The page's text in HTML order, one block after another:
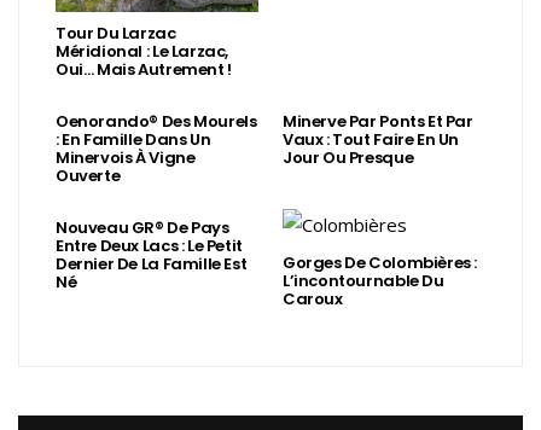
Tour Du Larzac
Méridional : Le Larzac,
Oui… Mais Autrement !
Oenorando® Des Mourels
: En Famille Dans Un
Minervois À Vigne
Ouverte
Minerve Par Ponts Et Par
Vaux : Tout Faire En Un
Jour Ou Presque
Nouveau GR® De Pays
Entre Deux Lacs : Le Petit
Dernier De La Famille Est
Né
Gorges De Colombières :
L’incontournable Du
Caroux